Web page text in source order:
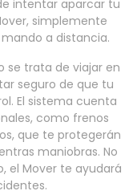
intentar aparcar tu
simplemente
a distancia.
se trata de viajar en
seguro de que tu
El sistema cuenta
como frenos
que te protegerán
maniobras. No
el Mover te ayudará